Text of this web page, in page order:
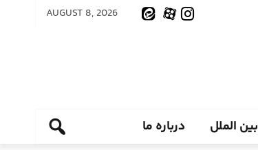
AUGUST 8, 2026
بین الملل درباره ما